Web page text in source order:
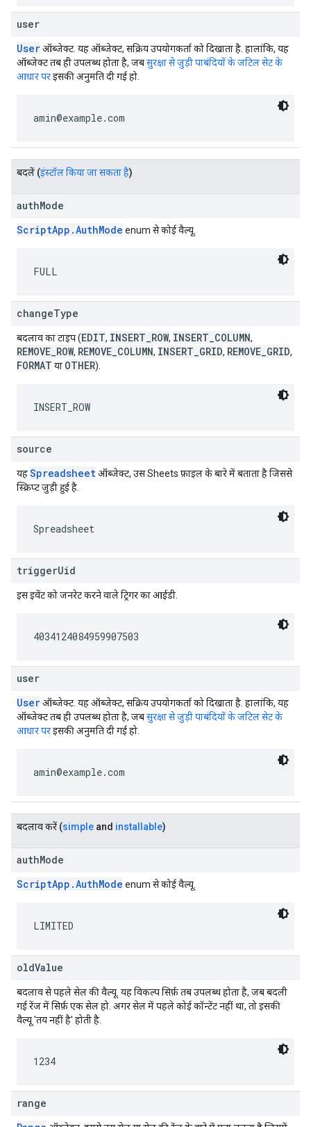
user
Userऑब्जेक्ट. यह ऑब्जेक्ट, सक्रिय उपयोगकर्ता को दिखाता है. हालांकि, यह
ऑब्जेक्ट तब ही उपलब्ध होता है, जबसुरक्षा से जुड़ी पाबंदियों के जटिल सेट के
आधार परइसकी अनुमति दी गई हो.
amin@example.com
बदलें (इंस्टॉल किया जा सकता है)
authMode
ScriptApp.AuthMode enum से कोई वैल्यू.
FULL
changeType
बदलाव का टाइप (EDIT, INSERT_ROW, INSERT_COLUMN,
REMOVE_ROW, REMOVE_COLUMN, INSERT_GRID, REMOVE_GRID,
FORMAT या OTHER).
INSERT_ROW
source
यहSpreadsheetऑब्जेक्ट, उस Sheets फ़ाइल के बारे में बताता है जिससे
स्क्रिप्ट जुड़ी हुई है.
Spreadsheet
triggerUid
इस इवेंट को जनरेट करने वाले ट्रिगर का आईडी.
4034124084959907503
user
Userऑब्जेक्ट. यह ऑब्जेक्ट, सक्रिय उपयोगकर्ता को दिखाता है. हालांकि, यह
ऑब्जेक्ट तब ही उपलब्ध होता है, जबसुरक्षा से जुड़ी पाबंदियों के जटिल सेट के
आधार परइसकी अनुमति दी गई हो.
amin@example.com
बदलाव करें (simple and installable)
authMode
ScriptApp.AuthMode enum से कोई वैल्यू.
LIMITED
oldValue
बदलाव से पहले सेल की वैल्यू. यह विकल्प सिर्फ़ तब उपलब्ध होता है, जब बदली
गई रेंज में सिर्फ़ एक सेल हो. अगर सेल में पहले कोई कॉन्टेंट नहीं था, तो इसकी
वैल्यू 'तय नहीं है' होती है.
1234
range